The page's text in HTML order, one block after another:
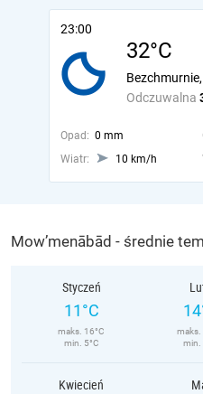
23:00
32°C
Odczuwalna
Opad: 0 mm
Wiatr:
10 km/h
Mow’menābād - średnie
Styczeń
11°C
maks. 16°C
min. 5°C
maks.
min.
Kwiecień